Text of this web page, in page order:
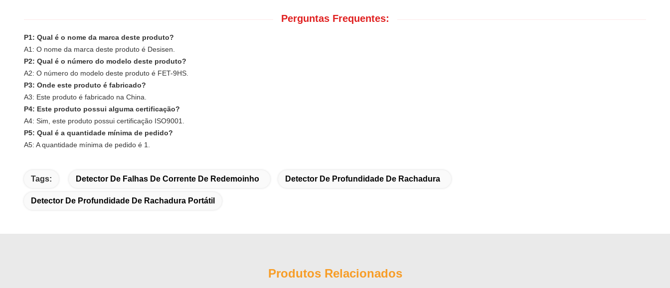
Perguntas Frequentes:
P1: Qual é o nome da marca deste produto?
A1: O nome da marca deste produto é Desisen.
P2: Qual é o número do modelo deste produto?
A2: O número do modelo deste produto é FET-9HS
P3: Onde este produto é fabricado?
A3: Este produto é fabricado na China.
P4: Este produto possui alguma certificação?
A4: Sim, este produto possui certificação ISO9001.
P5: Qual é a quantidade mínima de pedido?
A5: A quantidade mínima de pedido é 1.
Tags: Detector De Falhas De Corrente De Redemoinho Detector De Profundidade De Rachadura
Detector De Profundidade De Rachadura Portátil
Produtos Relacionados